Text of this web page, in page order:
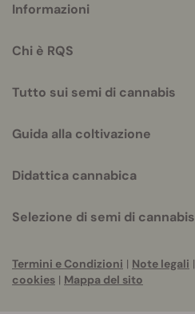
helpful
Informazioni
Chi è RQS
Tutto sui semi di cannabis
Guida alla coltivazione
Didattica cannabica
Selezione di semi di cannabis
Termini e Condizioni | Note legali |
cookies | Mappa del sito